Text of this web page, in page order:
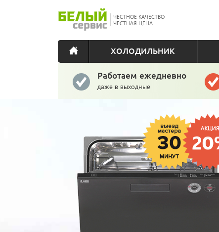
ЧЕСТНОЕ КАЧЕСТВО
ЧЕСТНАЯ ЦЕНА
ХОЛОДИЛЬНИК
Работаем ежедневно
даже в выходные